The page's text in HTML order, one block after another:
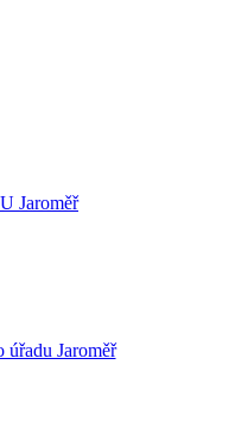
úřadu Jaroměř